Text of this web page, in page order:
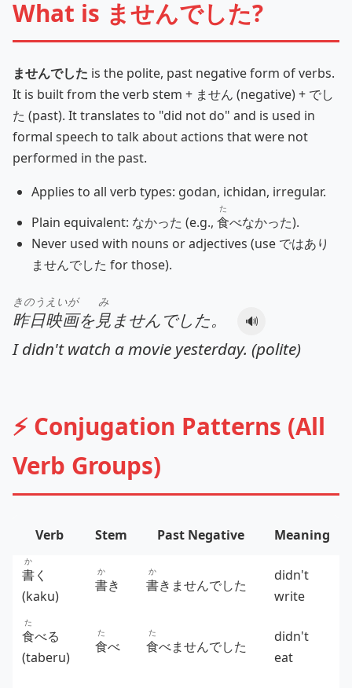
What is ませんでした?
ませんでした is the polite, past negative form of verbs.
It is built from the verb stem + ません (negative) + でし
た (past). It translates to "did not do" and is used in
formal speech to talk about actions that were not
performed in the past.
Applies to all verb types: godan, ichidan, irregular.
Plain equivalent: なかった (e.g., 食
た
べなかった).
Never used with nouns or adjectives (use ではあり
ませんでした for those).
昨日
きのう
映画
えいが
を見
み
ませんでした。 🔊
I didn't watch a movie yesterday. (polite)
⚡ Conjugation Patterns (All
Verb Groups)
Verb Stem Past Negative Meaning
書
か
く
(kaku)
書
か
き 書
か
きませんでした
didn't
write
食
た
べる
(taberu)
食
た
べ 食
た
べませんでした
didn't
eat